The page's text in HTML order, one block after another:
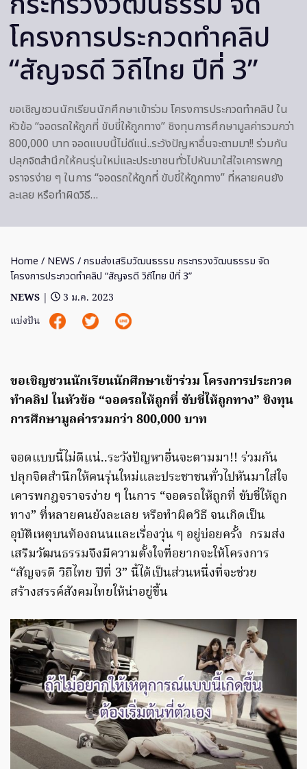
โครงการประกวดทำคลิป
“สัญจรดี วิถีไทย ปีที่ 3”
ขอเชิญชวนนักเรียนนักศึกษาเข้าร่วม โครงการประกวดทำคลิป ใน
หัวข้อ “จอดรถให้ถูกที่ ขับขี่ให้ถูกทาง” ชิงทุนการศึกษามูลค่ารวมกว่า
800,000 บาท จอดแบบนี้ไม่ดีแน่..ระวังปัญหาอื่นจะตามมา!! ร่วมกัน
ปลุกจิตสำนึกให้คนรุ่นใหม่และประชาชนทั่วไปหันมาใส่ใจเคารพกฎ
จราจรง่าย ๆ ในการ “จอดรถให้ถูกที่ ขับขี่ให้ถูกทาง” ที่หลายคนยัง
ละเลย หรือทำผิดวิธี…
Home / NEWS / กรมส่งเสริมวัฒนธรรม กระทรวงวัฒนธรรม จัด
โครงการประกวดทำคลิป “สัญจรดี วิถีไทย ปีที่ 3”
NEWS |
3 ม.ค. 2023
แบ่งปัน
ขอเชิญชวนนักเรียนนักศึกษาเข้าร่วม โครงการประกวด
ทำคลิป ในหัวข้อ “จอดรถให้ถูกที่ ขับขี่ให้ถูกทาง” ชิงทุน
การศึกษามูลค่ารวมกว่า 800,000 บาท
จอดแบบนี้ไม่ดีแน่..ระวังปัญหาอื่นจะตามมา!! ร่วมกัน
ปลุกจิตสำนึกให้คนรุ่นใหม่และประชาชนทั่วไปหันมาใส่ใจ
เคารพกฎจราจรง่าย ๆ ในการ “จอดรถให้ถูกที่ ขับขี่ให้ถูก
ทาง” ที่หลายคนยังละเลย หรือทำผิดวิธี จนเกิดเป็น
อุบัติเหตุบนท้องถนนและเรื่องวุ่น ๆ อยู่บ่อยครั้ง กรมส่ง
เสริมวัฒนธรรมจึงมีความตั้งใจที่อยากจะให้โครงการ
“สัญจรดี วิถีไทย ปีที่ 3” นี้ได้เป็นส่วนหนึ่งที่จะช่วย
สร้างสรรค์สังคมไทยให้น่าอยู่ขึ้น